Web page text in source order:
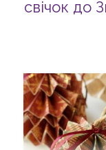
свічок до